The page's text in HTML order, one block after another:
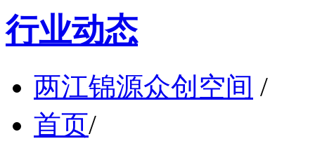
行业动态
两江锦源众创空间 /
首页/